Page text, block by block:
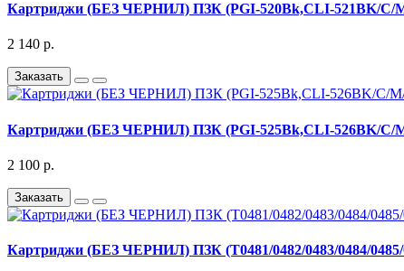
Картриджи (БЕЗ ЧЕРНИЛ) ПЗК (PGI-520Bk,CLI-521BK/C/M/
2 140 р.
Заказать
Картриджи (БЕЗ ЧЕРНИЛ) ПЗК (PGI-525Bk,CLI-526BK/C/M/
2 100 р.
Заказать
Картриджи (БЕЗ ЧЕРНИЛ) ПЗК (T0481/0482/0483/0484/0485/